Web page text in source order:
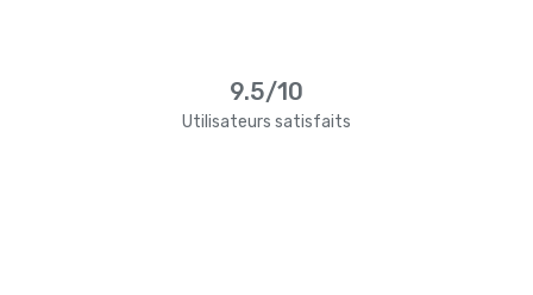
9.5/10
Utilisateurs satisfaits